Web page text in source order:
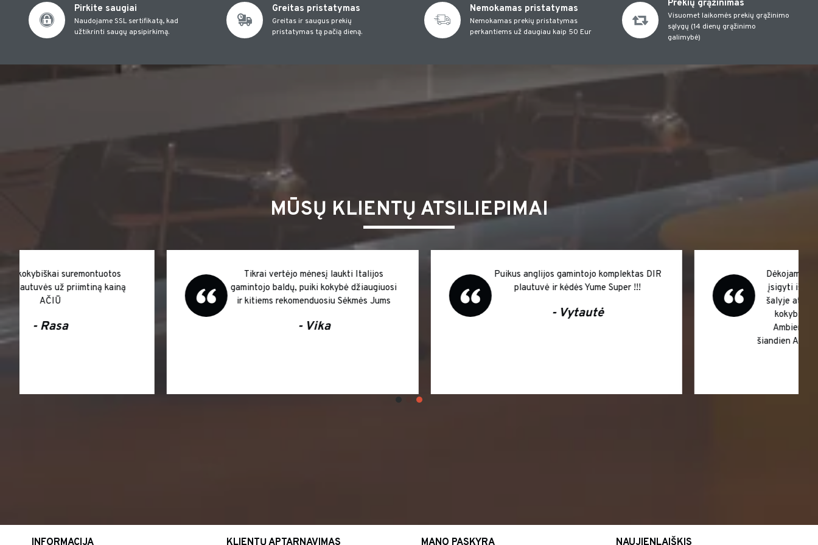
Pirkite saugiai
Naudojame SSL sertifikatą, kad
užtikrinti saugų apsipirkimą.
Greitas pristatymas
Greitas ir saugus prekių
pristatymas tą pačią dieną.
Nemokamas pristatymas
Nemokamas prekių pristatymas
perkantiems už daugiau kaip 50 Eur
Prekių grąžinimas
Visuomet laikomės prekių grąžinimo
sąlygų (14 dienų grąžinimo
galimybė)
MŪSŲ KLIENTŲ ATSILIEPIMAI
Puikus anglijos gamintojo komplektas DIR
plautuvė ir kėdės Yume Super !!!
- Vytautė
Dėkojame už pasiūlymą salono baldus
įsigyti išsimokėtinai. Didelė infliacija
šalyje atpirks sumokėtas palūkanas, o
kokybiškais Italų gamintojo Salon
Tikrai vertėjo laukti superiniai baldai
Barber salonui. Didžiausios sėkmės Jums
INFORMACIJA KLIENTŲ APTARNAVIMAS MANO PASKYRA NAUJIENLAIŠKIS